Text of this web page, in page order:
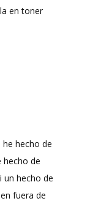
en toner
hecho de
hecho de
un hecho de
fuera de